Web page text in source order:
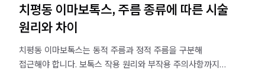
치평동 이마보톡스, 주름 종류에 따른 시술
원리와 차이
치평동 이마보톡스는 동적 주름과 정적 주름을 구분해
접근해야 합니다. 보톡스 작용 원리와 부작용 주의사항까지